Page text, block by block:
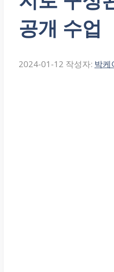
공개 수업
2024-01-12 작성자: 박케